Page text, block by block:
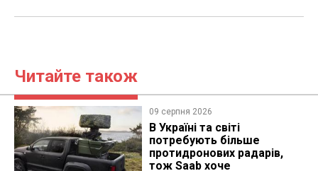
Читайте також
09 серпня 2026
В Україні та світі
потребують більше
протидронових радарів,
тож Saab хоче